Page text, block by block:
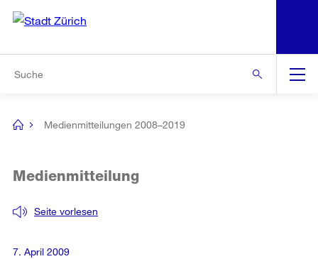
Navigation
[no
Medienmitteilungen 2008–2019
Seite vorlesen
Medienmitteilung
7. April 2009